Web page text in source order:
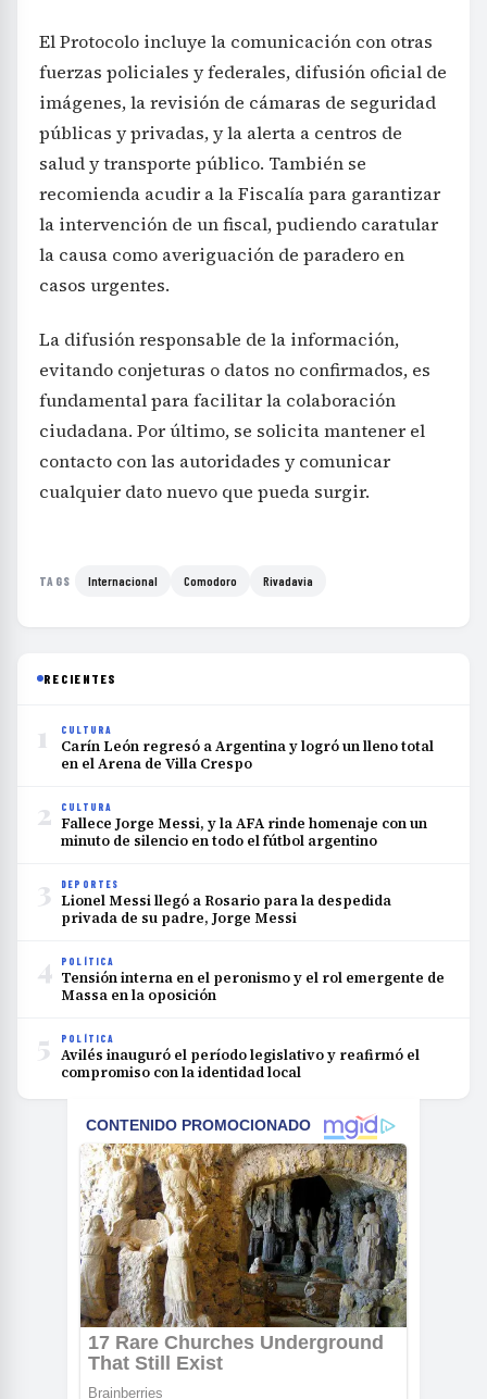
El Protocolo incluye la comunicación con otras
fuerzas policiales y federales, difusión oficial de
imágenes, la revisión de cámaras de seguridad
públicas y privadas, y la alerta a centros de
salud y transporte público. También se
recomienda acudir a la Fiscalía para garantizar
la intervención de un fiscal, pudiendo caratular
la causa como averiguación de paradero en
casos urgentes.
La difusión responsable de la información,
evitando conjeturas o datos no confirmados, es
fundamental para facilitar la colaboración
ciudadana. Por último, se solicita mantener el
contacto con las autoridades y comunicar
cualquier dato nuevo que pueda surgir.
TAGS Internacional Comodoro Rivadavia
RECIENTES
1 CULTURA
Carín León regresó a Argentina y logró un lleno total
en el Arena de Villa Crespo
2 CULTURA
Fallece Jorge Messi, y la AFA rinde homenaje con un
minuto de silencio en todo el fútbol argentino
3 DEPORTES
Lionel Messi llegó a Rosario para la despedida
privada de su padre, Jorge Messi
4 POLÍTICA
Tensión interna en el peronismo y el rol emergente de
Massa en la oposición
5 POLÍTICA
Avilés inauguró el período legislativo y reafirmó el
compromiso con la identidad local